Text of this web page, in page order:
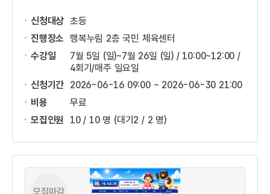
신청대상 초등
진행장소 행복누림 2층 국민 체육센터
수강일
7월 5일 (일)~7월 26일 (일) / 10:00~12:00 /
4회기/매주 일요일
신청기간 2026-06-16 09:00 ~ 2026-06-30 21:00
비용
무료
모집인원
10 / 10 명 (대기2 / 2 명)
모집마감